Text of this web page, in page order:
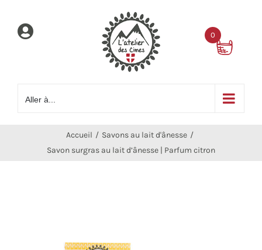
contenu
Aller à...
Accueil
Savons au lait d'ânesse
Savon surgras au lait d’ânesse | Parfum citron
0